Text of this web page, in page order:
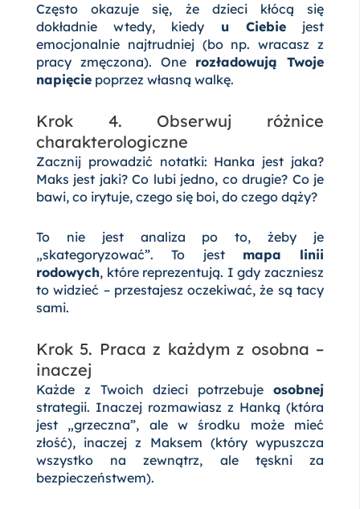
Często okazuje się, że dzieci kłócą się
dokładnie wtedy, kiedy u Ciebiejest
emocjonalnie najtrudniej (bo np. wracasz z
pracy zmęczona). One rozładowują Twoje
napięcie poprzez własną walkę.
Krok 4. Obserwuj różnice
charakterologiczne
Zacznij prowadzić notatki: Hanka jest jaka?
Maks jest jaki? Co lubi jedno, co drugie? Co je
bawi, co irytuje, czego się boi, do czego dąży?
To nie jest analiza po to, żeby je
„skategoryzować”. To jest mapa linii
rodowych, które reprezentują. I gdy zaczniesz
to widzieć – przestajesz oczekiwać, że są tacy
sami.
Krok 5. Praca z każdym z osobna –
inaczej
Każde z Twoich dzieci potrzebuje osobnej
strategii. Inaczej rozmawiasz z Hanką (która
jest „grzeczna”, ale w środku może mieć
złość), inaczej z Maksem (który wypuszcza
wszystko na zewnątrz, ale tęskni za
bezpieczeństwem).